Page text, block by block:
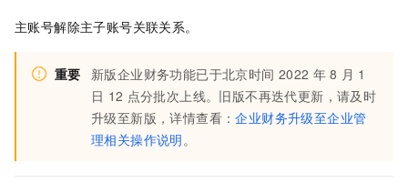
主账号解除主子账号关联关系。
重要 新版企业财务功能已于北京时间 2022 年 8 月 1
日 12 点分批次上线。旧版不再迭代更新，请及时
升级至新版，详情查看：企业财务升级至企业管
理相关操作说明。